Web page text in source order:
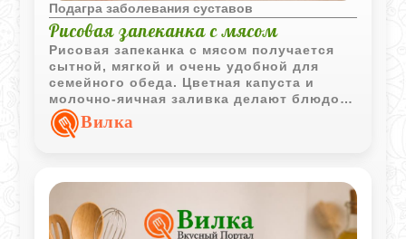
Подагра заболевания суставов
Рисовая запеканка с мясом
Рисовая запеканка с мясом получается
сытной, мягкой и очень удобной для
семейного обеда. Цветная капуста и
молочно-яичная заливка делают блюдо
более сочным и лёгким.
Вилка